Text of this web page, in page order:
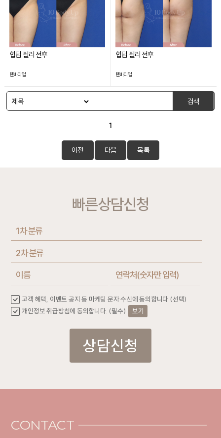
힙딥 필러 전후
텐바디업
힙딥 필러 전후
텐바디업
검색
1
이전 다음 목록
빠른상담신청
고객 혜택, 이벤트 공지 등 마케팅 문자 수신에 동의합니다 (선택)
개인정보 취급방침에 동의합니다. (필수)
보기
상담신청
CONTACT